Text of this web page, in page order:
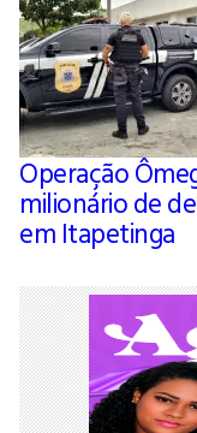
Operação
milionário de
em Itapetinga